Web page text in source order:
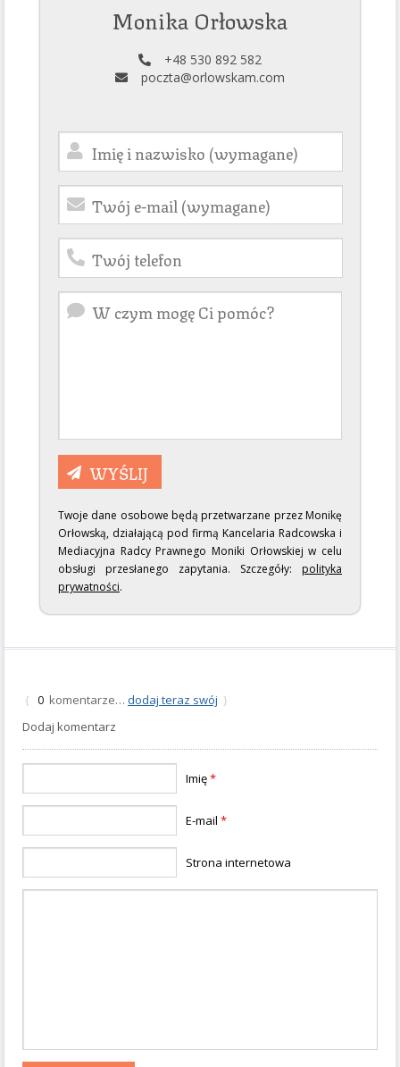
Monika Orłowska
+48 530 892 582
poczta@orlowskam.com
Twoje dane osobowe będą przetwarzane przez Monikę
Orłowską, działającą pod firmą Kancelaria Radcowska i
Mediacyjna Radcy Prawnego Moniki Orłowskiej w celu
obsługi przesłanego zapytania. Szczegóły: polityka
prywatności.
{ 0 komentarze… dodaj teraz swój }
Dodaj komentarz
Imię*
E-mail *
Strona internetowa